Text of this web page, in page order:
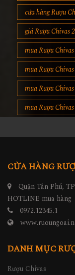
cửa hàng Rượu
giá Rượu Chivas
mua Rượu
mua Rượu
mua Rượu
mua Rượu
CỬA HÀNG
Quận Tân Phú,
HOTLINE mua hàng
0972.12345.1
DANH MỤC
Rượu Chivas